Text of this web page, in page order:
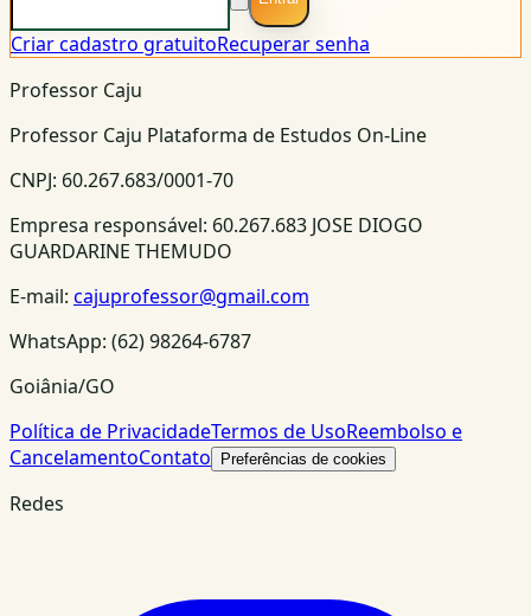
Criar cadastro gratuitoRecuperar senha
Professor Caju
Professor Caju Plataforma de Estudos On-Line
CNPJ: 60.267.683/0001-70
Empresa responsável: 60.267.683 JOSE DIOGO
GUARDARINE THEMUDO
E-mail: cajuprofessor@gmail.com
WhatsApp: (62) 98264-6787
Goiânia/GO
Política de PrivacidadeTermos de UsoReembolso e
CancelamentoContato Preferências de cookies
Redes